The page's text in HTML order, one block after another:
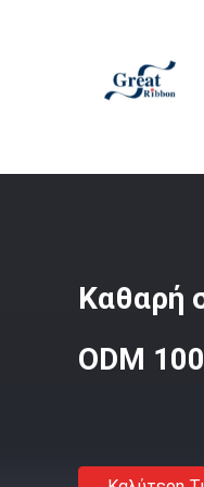
Καθαρή
ODM